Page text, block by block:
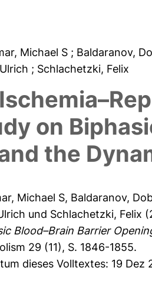
Michael S ; Baldaranov,
; Schlachetzki, Felix
on
the
Michael S, Baldaranov,
und Schlachetzki, Felix
Blood–Brain Barrier
29 (11), S. 1846-1855.
dieses Volltextes: 19 Dez